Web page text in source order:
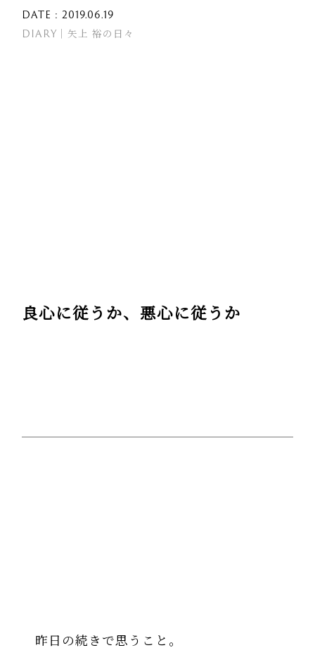
DATE : 2019.06.19
DIARY｜矢上 裕の日々
良心に従うか、悪心に従うか
昨日の続きで思うこと。